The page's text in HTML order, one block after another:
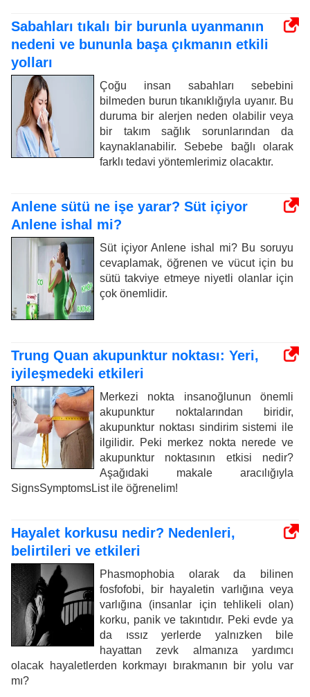
Sabahları tıkalı bir burunla uyanmanın
nedeni ve bununla başa çıkmanın etkili
yolları
Çoğu insan sabahları sebebini
bilmeden burun tıkanıklığıyla uyanır. Bu
duruma bir alerjen neden olabilir veya
bir takım sağlık sorunlarından da
kaynaklanabilir. Sebebe bağlı olarak
farklı tedavi yöntemlerimiz olacaktır.
Anlene sütü ne işe yarar? Süt içiyor
Anlene ishal mi?
Süt içiyor Anlene ishal mi? Bu soruyu
cevaplamak, öğrenen ve vücut için bu
sütü takviye etmeye niyetli olanlar için
çok önemlidir.
Trung Quan akupunktur noktası: Yeri,
iyileşmedeki etkileri
Merkezi nokta insanoğlunun önemli
akupunktur noktalarından biridir,
akupunktur noktası sindirim sistemi ile
ilgilidir. Peki merkez nokta nerede ve
akupunktur noktasının etkisi nedir?
Aşağıdaki makale aracılığıyla
SignsSymptomsList ile öğrenelim!
Hayalet korkusu nedir? Nedenleri,
belirtileri ve etkileri
Phasmophobia olarak da bilinen
fosfofobi, bir hayaletin varlığına veya
varlığına (insanlar için tehlikeli olan)
korku, panik ve takıntıdır. Peki evde ya
da ıssız yerlerde yalnızken bile
hayattan zevk almanıza yardımcı
olacak hayaletlerden korkmayı bırakmanın bir yolu var
mı?